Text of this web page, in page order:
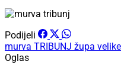
Podijeli
murva TRIBUNJ župa
Oglas